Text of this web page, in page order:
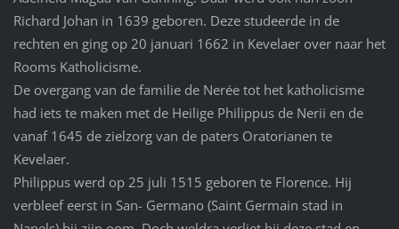
Richard Johan in 1639 geboren. Deze studeerde in de
rechten en ging op 20 januari 1662 in Kevelaer over naar het
Rooms Katholicisme.
De overgang van de familie de Nerée tot het katholicisme
had iets te maken met de Heilige Philippus de Nerii en de
vanaf 1645 de zielzorg van de paters Oratorianen te
Kevelaer.
Philippus werd op 25 juli 1515 geboren te Florence. Hij
verbleef eerst in San- Germano (Saint Germain stad in